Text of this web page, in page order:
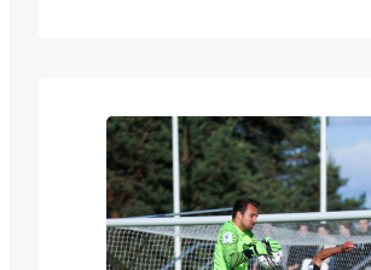
id=”fCbd9EqO75M” width=”640″
height=”360″] [envira-gallery